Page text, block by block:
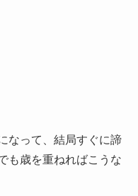
なって、結局すぐに諦
も歳を重ねればこうな